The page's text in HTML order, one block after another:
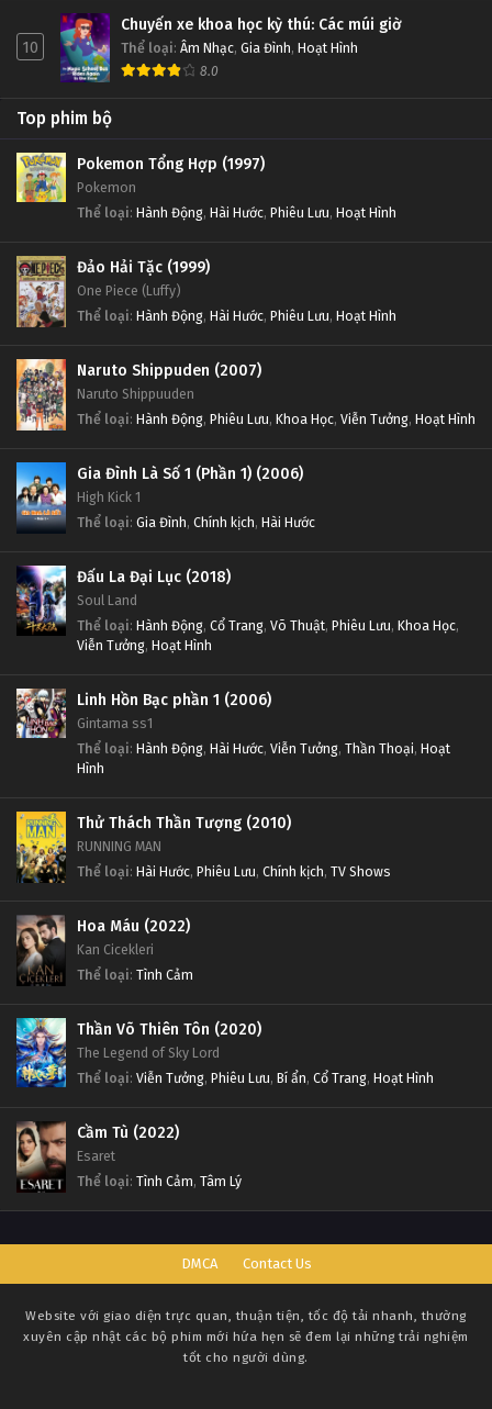
10
Chuyến xe khoa học kỳ thú: Các múi giờ
Thể loại: Âm Nhạc, Gia Đình, Hoạt Hình
8.0
Top phim bộ
Pokemon Tổng Hợp (1997)
Pokemon
Thể loại: Hành Động, Hài Hước, Phiêu Lưu, Hoạt Hình
Đảo Hải Tặc (1999)
One Piece (Luffy)
Thể loại: Hành Động, Hài Hước, Phiêu Lưu, Hoạt Hình
Naruto Shippuden (2007)
Naruto Shippuuden
Thể loại: Hành Động, Phiêu Lưu, Khoa Học, Viễn Tưởng, Hoạt Hình
Gia Đình Là Số 1 (Phần 1) (2006)
High Kick 1
Thể loại: Gia Đình, Chính kịch, Hài Hước
Đấu La Đại Lục (2018)
Soul Land
Thể loại: Hành Động, Cổ Trang, Võ Thuật, Phiêu Lưu, Khoa Học,
Viễn Tưởng, Hoạt Hình
Linh Hồn Bạc phần 1 (2006)
Gintama ss1
Thể loại: Hành Động, Hài Hước, Viễn Tưởng, Thần Thoại, Hoạt
Hình
Thử Thách Thần Tượng (2010)
RUNNING MAN
Thể loại: Hài Hước, Phiêu Lưu, Chính kịch, TV Shows
Hoa Máu (2022)
Kan Cicekleri
Thể loại: Tình Cảm
Thần Võ Thiên Tôn (2020)
The Legend of Sky Lord
Thể loại: Viễn Tưởng, Phiêu Lưu, Bí ẩn, Cổ Trang, Hoạt Hình
Cầm Tù (2022)
Esaret
Thể loại: Tình Cảm, Tâm Lý
DMCA Contact Us
Website với giao diện trực quan, thuận tiện, tốc độ tải nhanh, thường
xuyên cập nhật các bộ phim mới hứa hẹn sẽ đem lại những trải nghiệm
tốt cho người dùng.